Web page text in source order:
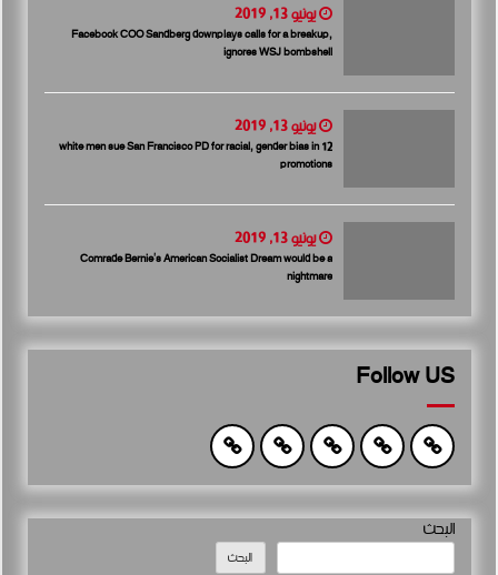
يونيو 13, 2019
Facebook COO Sandberg downplays calls for a breakup,
ignores WSJ bombshell
يونيو 13, 2019
12 white men sue San Francisco PD for racial, gender bias in
promotions
يونيو 13, 2019
Comrade Bernie’s American Socialist Dream would be a
nightmare
Follow US
البحث
البحث